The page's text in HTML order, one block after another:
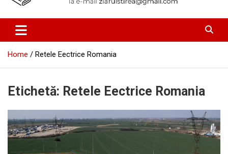
Home Retele Eectrice Romania
Etichetă: Retele Eectrice Romania